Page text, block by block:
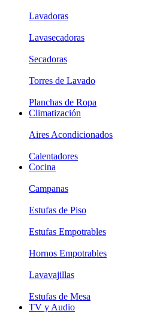
Lavadoras
Lavasecadoras
Secadoras
Torres de Lavado
Planchas de Ropa
Climatización
Aires Acondicionados
Calentadores
Cocina
Campanas
Estufas de Piso
Estufas Empotrables
Hornos Empotrables
Lavavajillas
Estufas de Mesa
TV y Audio